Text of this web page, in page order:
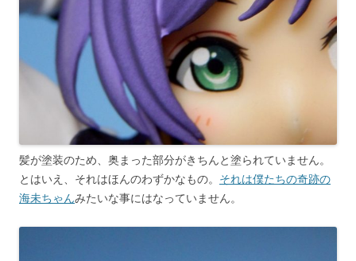
髪が塗装のため、奥まった部分がきちんと塗られていません。
とはいえ、それはほんのわずかなもの。 それは僕たちの奇跡の
海未ちゃんみたいな事にはなっていません。